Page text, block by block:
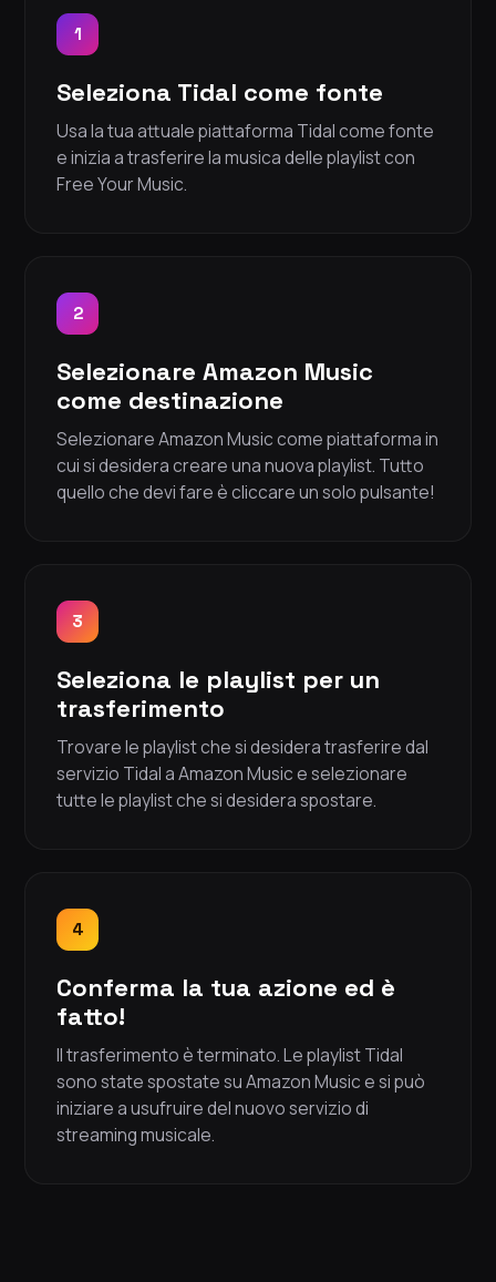
1
Seleziona Tidal come fonte
Usa la tua attuale piattaforma Tidal come fonte
e inizia a trasferire la musica delle playlist con
Free Your Music.
2
Selezionare Amazon Music
come destinazione
Selezionare Amazon Music come piattaforma in
cui si desidera creare una nuova playlist. Tutto
quello che devi fare è cliccare un solo pulsante!
3
Seleziona le playlist per un
trasferimento
Trovare le playlist che si desidera trasferire dal
servizio Tidal a Amazon Music e selezionare
tutte le playlist che si desidera spostare.
4
Conferma la tua azione ed è
fatto!
Il trasferimento è terminato. Le playlist Tidal
sono state spostate su Amazon Music e si può
iniziare a usufruire del nuovo servizio di
streaming musicale.